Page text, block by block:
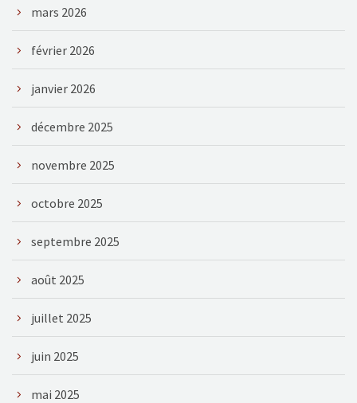
mars 2026
février 2026
janvier 2026
décembre 2025
novembre 2025
octobre 2025
septembre 2025
août 2025
juillet 2025
juin 2025
mai 2025